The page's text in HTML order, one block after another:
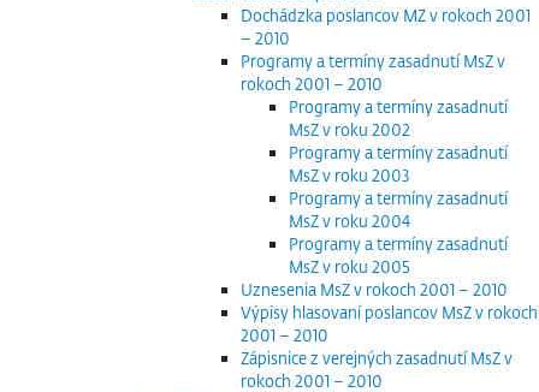
Dochádzka poslancov MZ v rokoch 2001
– 2010
Programy a termíny zasadnutí MsZ v
rokoch 2001 – 2010
Programy a termíny zasadnutí
MsZ v roku 2002
Programy a termíny zasadnutí
MsZ v roku 2003
Programy a termíny zasadnutí
MsZ v roku 2004
Programy a termíny zasadnutí
MsZ v roku 2005
Uznesenia MsZ v rokoch 2001 – 2010
Výpisy hlasovaní poslancov MsZ v rokoch
2001 – 2010
Zápisnice z verejných zasadnutí MsZ v
rokoch 2001 – 2010